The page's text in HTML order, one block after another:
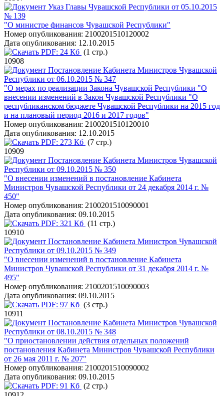
Указ Главы Чувашской Республики от 05.10.2015
№ 139
"О министре финансов Чувашской Республики"
Номер опубликования: 2100201510120002
Дата опубликования: 12.10.2015
PDF: 24 Кб (1 стр.)
10908
Постановление Кабинета Министров Чувашской
Республики от 06.10.2015 № 347
"О мерах по реализации Закона Чувашской Республики "О
внесении изменений в Закон Чувашской Республики "О
республиканском бюджете Чувашской Республики на 2015 год
и на плановый период 2016 и 2017 годов"
Номер опубликования: 2100201510120010
Дата опубликования: 12.10.2015
PDF: 273 Кб (7 стр.)
10909
Постановление Кабинета Министров Чувашской
Республики от 09.10.2015 № 350
"О внесении изменений в постановление Кабинета
Министров Чувашской Республики от 24 декабря 2014 г. №
450"
Номер опубликования: 2100201510090001
Дата опубликования: 09.10.2015
PDF: 321 Кб (11 стр.)
10910
Постановление Кабинета Министров Чувашской
Республики от 09.10.2015 № 349
"О внесении изменений в постановление Кабинета
Министров Чувашской Республики от 31 декабря 2014 г. №
495"
Номер опубликования: 2100201510090003
Дата опубликования: 09.10.2015
PDF: 97 Кб (3 стр.)
10911
Постановление Кабинета Министров Чувашской
Республики от 08.10.2015 № 348
"О приостановлении действия отдельных положений
постановления Кабинета Министров Чувашской Республики
от 26 мая 2011 г. № 207"
Номер опубликования: 2100201510090002
Дата опубликования: 09.10.2015
PDF: 91 Кб (2 стр.)